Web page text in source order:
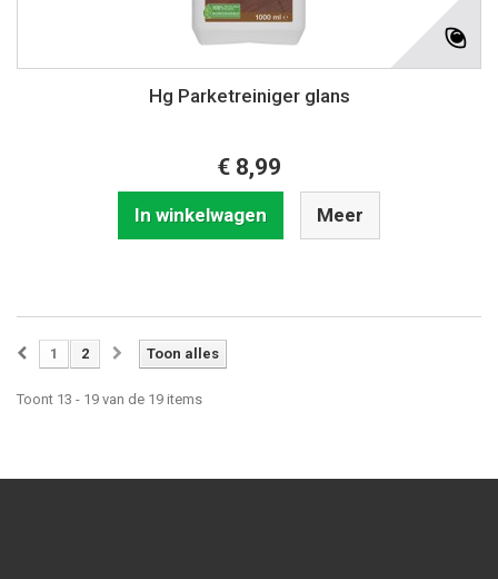
Hg Parketreiniger glans
€ 8,99
In winkelwagen Meer
Toon alles
1 2
Toont 13 - 19 van de 19 items